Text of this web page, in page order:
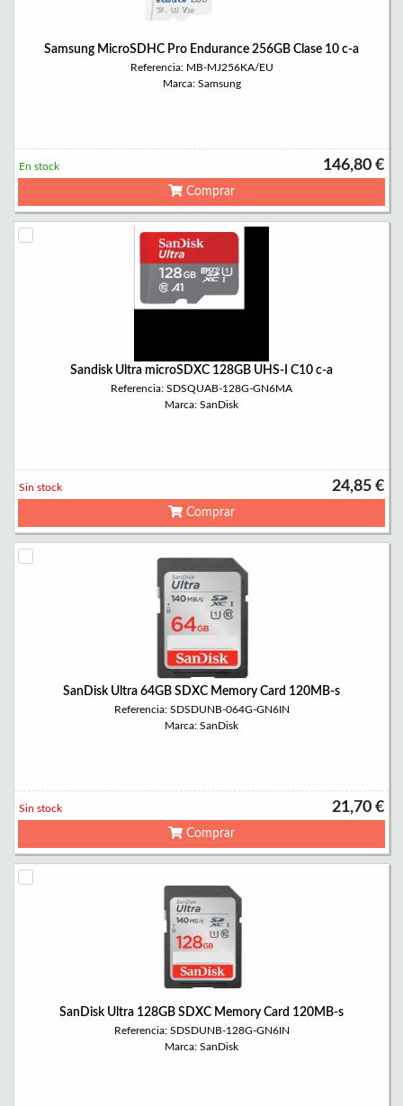
Samsung MicroSDHC Pro Endurance 256GB Clase 10 c-a
Referencia: MB-MJ256KA/EU
Marca: Samsung
146,80 €
En stock
Comprar
Sandisk Ultra microSDXC 128GB UHS-I C10 c-a
Referencia: SDSQUAB-128G-GN6MA
Marca: SanDisk
24,85 €
Sin stock
Comprar
SanDisk Ultra 64GB SDXC Memory Card 120MB-s
Referencia: SDSDUNB-064G-GN6IN
Marca: SanDisk
21,70 €
Sin stock
Comprar
SanDisk Ultra 128GB SDXC Memory Card 120MB-s
Referencia: SDSDUNB-128G-GN6IN
Marca: SanDisk